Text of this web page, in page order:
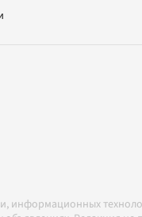
информационных